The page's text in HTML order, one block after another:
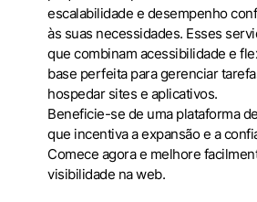
escalabilidade e desempenho
às suas necessidades. Esses
que combinam acessibilidade e
base perfeita para gerenciar
hospedar sites e aplicativos.
Beneficie-se de uma plataforma
que incentiva a expansão e a
Comece agora e melhore
visibilidade na web.